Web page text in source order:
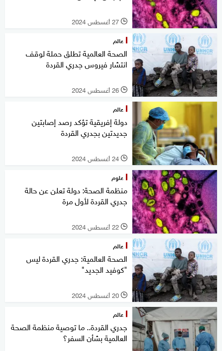
l 27 أغسطس 2024
عالم
الصحة العالمية تطلق حملة لوقف
انتشار فيروس جدري القردة
l 26 أغسطس 2024
عالم
دولة إفريقية تؤكد رصد إصابتين
جديدتين بجدري القردة
l 24 أغسطس 2024
علوم
منظمة الصحة: دولة تعلن عن حالة
جدري القردة لأول مرة
l 22 أغسطس 2024
عالم
الصحة العالمية: جدري القردة ليس
"كوفيد الجديد"
l 20 أغسطس 2024
عالم
جدري القردة.. ما توصية منظمة الصحة
العالمية بشأن السفر؟